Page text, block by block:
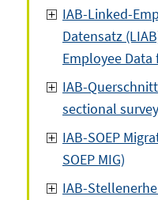
IAB-Linked-
Datensatz
Employee Data
IAB-
sectional survey
IAB-SOEP
SOEP MIG)
IAB-